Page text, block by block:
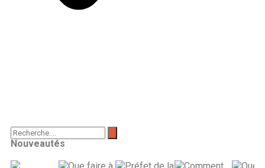
Nouveautés